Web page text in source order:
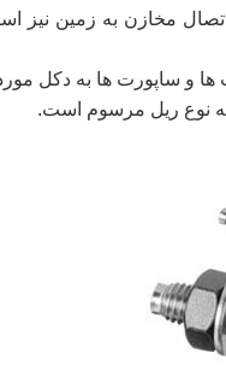
مخازن به زمین نیز
و ساپورت ها به دکل مورد
به نوع ریل مرسوم است.